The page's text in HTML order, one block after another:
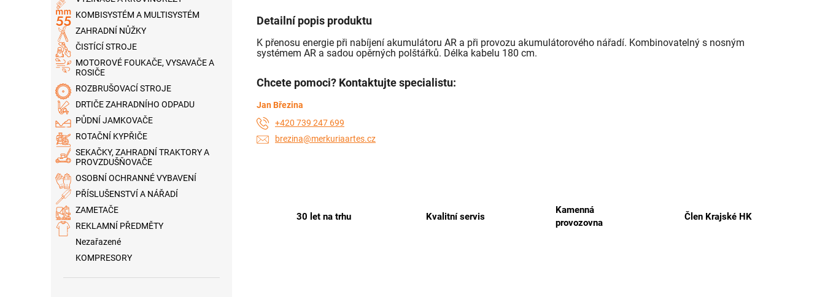
KOMBISYSTÉM A MULTISYSTÉM
ZAHRADNÍ NŮŽKY
ČISTÍCÍ STROJE
MOTOROVÉ FOUKAČE, VYSAVAČE A
ROSIČE
ROZBRUŠOVACÍ STROJE
DRTIČE ZAHRADNÍHO ODPADU
PŮDNÍ JAMKOVAČE
ROTAČNÍ KYPŘIČE
SEKAČKY, ZAHRADNÍ TRAKTORY A
PROVZDUŠŇOVAČE
OSOBNÍ OCHRANNÉ VYBAVENÍ
PŘÍSLUŠENSTVÍ A NÁŘADÍ
ZAMETAČE
REKLAMNÍ PŘEDMĚTY
Nezařazené
KOMPRESORY
30 let na trhu Kvalitní servis
Kamenná
provozovna
Člen Krajské HK
Detailní popis produktu
K přenosu energie při nabíjení akumulátoru AR a při provozu akumulátorového nářadí. Kombinovatelný s nosným
systémem AR a sadou opěrných polštářků. Délka kabelu 180 cm.
Chcete pomoci? Kontaktujte specialistu:
Jan Březina
+420 739 247 699
brezina@merkuriaartes.cz